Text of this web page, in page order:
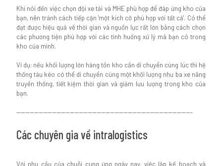
Khi nói đến việc chọn đội xe tải và MHE phù hợp để đáp ứng kho của
bạn, nên tránh cách tiếp cận 'một kích cỡ phù hợp với tất cả'. Có thể
đạt được hiệu quả về thời gian và nguồn lực rất lớn bằng cách chọn
các phương tiện phù hợp với các tình huống xử lý mà bạn có trong
kho của mình.
Ví dụ: nếu khối lượng lớn hàng tồn kho cần di chuyển cùng lúc thì hệ
thống tàu kéo có thể di chuyển cùng một khối lượng như ba xe nâng
truyền thống, tiết kiệm thời gian và giảm lưu lượng trong kho của
bạn.
-------------------------------------------------------------------------------
Các chuyên gia về intralogistics
Với nhu cầu của chuỗi cung ứng ngày nay, việc lập kế hoạch và